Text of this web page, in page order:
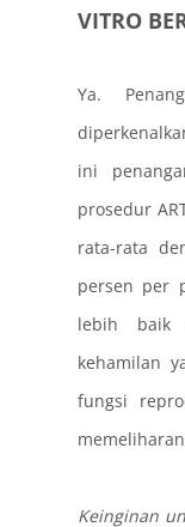
VITRO
Ya.
ini
prosedur
rata-rata
persen per
lebih baik
kehamilan
fungsi
Keinginan